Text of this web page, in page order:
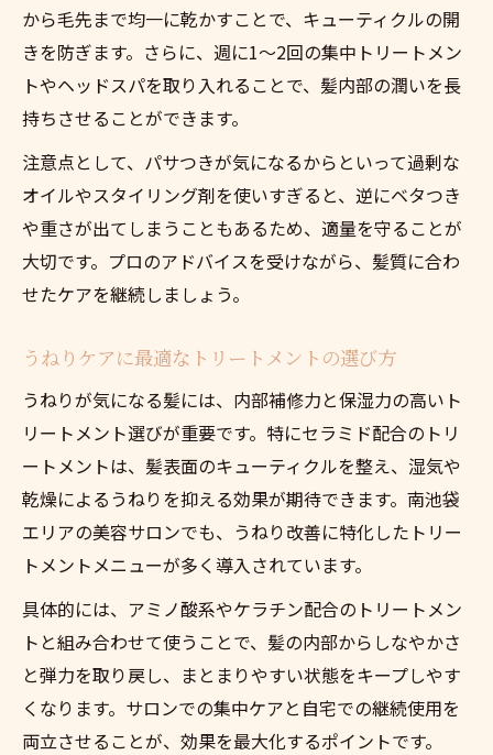
から毛先まで均一に乾かすことで、キューティクルの開
きを防ぎます。さらに、週に1～2回の集中トリートメン
トやヘッドスパを取り入れることで、髪内部の潤いを長
持ちさせることができます。
注意点として、パサつきが気になるからといって過剰な
オイルやスタイリング剤を使いすぎると、逆にベタつき
や重さが出てしまうこともあるため、適量を守ることが
大切です。プロのアドバイスを受けながら、髪質に合わ
せたケアを継続しましょう。
うねりケアに最適なトリートメントの選び方
うねりが気になる髪には、内部補修力と保湿力の高いト
リートメント選びが重要です。特にセラミド配合のトリ
ートメントは、髪表面のキューティクルを整え、湿気や
乾燥によるうねりを抑える効果が期待できます。南池袋
エリアの美容サロンでも、うねり改善に特化したトリー
トメントメニューが多く導入されています。
具体的には、アミノ酸系やケラチン配合のトリートメン
トと組み合わせて使うことで、髪の内部からしなやかさ
と弾力を取り戻し、まとまりやすい状態をキープしやす
くなります。サロンでの集中ケアと自宅での継続使用を
両立させることが、効果を最大化するポイントです。